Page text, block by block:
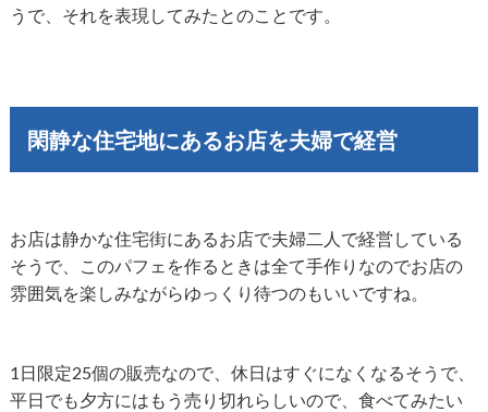
うで、それを表現してみたとのことです。
閑静な住宅地にあるお店を夫婦で経営
お店は静かな住宅街にあるお店で夫婦二人で経営している
そうで、このパフェを作るときは全て手作りなのでお店の
雰囲気を楽しみながらゆっくり待つのもいいですね。
1日限定25個の販売なので、休日はすぐになくなるそうで、
平日でも夕方にはもう売り切れらしいので、食べてみたい